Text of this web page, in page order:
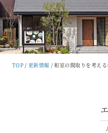
TOP 更新情報 和室の間取りを考える